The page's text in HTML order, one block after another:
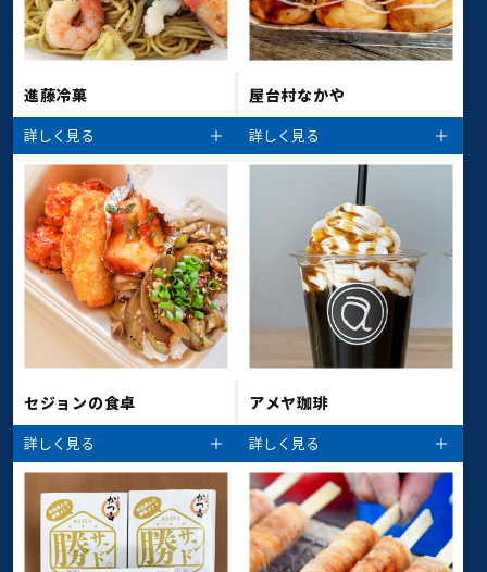
進藤冷菓
詳しく見る
屋台村なかや
詳しく見る
セジョンの食卓
詳しく見る
アメヤ珈琲
詳しく見る